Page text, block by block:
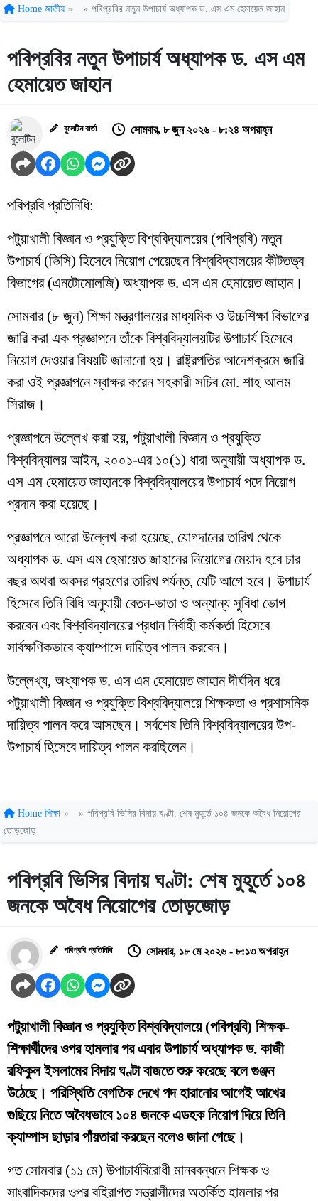
Home জাতীয় » » পবিপ্রবির নতুন উপাচার্য অধ্যাপক ড. এস এম হেমায়েত জাহান
পবিপ্রবির নতুন উপাচার্য অধ্যাপক ড. এস এম
হেমায়েত জাহান
বুলেটিন বার্তা সোমবার, ৮ জুন ২০২৬ - ৮:২৪ অপরাহ্ন
পবিপ্রবি প্রতিনিধি:
পটুয়াখালী বিজ্ঞান ও প্রযুক্তি বিশ্ববিদ্যালয়ের (পবিপ্রবি) নতুন
উপাচার্য (ভিসি) হিসেবে নিয়োগ পেয়েছেন বিশ্ববিদ্যালয়ের কীটতত্ত্ব
বিভাগের (এনটোমোলজি) অধ্যাপক ড. এস এম হেমায়েত জাহান।
সোমবার (৮ জুন) শিক্ষা মন্ত্রণালয়ের মাধ্যমিক ও উচ্চশিক্ষা বিভাগের
জারি করা এক প্রজ্ঞাপনে তাঁকে বিশ্ববিদ্যালয়টির উপাচার্য হিসেবে
নিয়োগ দেওয়ার বিষয়টি জানানো হয়। রাষ্ট্রপতির আদেশক্রমে জারি
করা ওই প্রজ্ঞাপনে স্বাক্ষর করেন সহকারী সচিব মো. শাহ আলম
সিরাজ।
প্রজ্ঞাপনে উল্লেখ করা হয়, পটুয়াখালী বিজ্ঞান ও প্রযুক্তি
বিশ্ববিদ্যালয় আইন, ২০০১-এর ১০(১) ধারা অনুযায়ী অধ্যাপক ড.
এস এম হেমায়েত জাহানকে বিশ্ববিদ্যালয়ের উপাচার্য পদে নিয়োগ
প্রদান করা হয়েছে।
প্রজ্ঞাপনে আরো উল্লেখ করা হয়েছে, যোগদানের তারিখ থেকে
অধ্যাপক ড. এস এম হেমায়েত জাহানের নিয়োগের মেয়াদ হবে চার
বছর অথবা অবসর গ্রহণের তারিখ পর্যন্ত, যেটি আগে হবে। উপাচার্য
হিসেবে তিনি বিধি অনুযায়ী বেতন-ভাতা ও অন্যান্য সুবিধা ভোগ
করবেন এবং বিশ্ববিদ্যালয়ের প্রধান নির্বাহী কর্মকর্তা হিসেবে
সার্বক্ষণিকভাবে ক্যাম্পাসে দায়িত্ব পালন করবেন।
উল্লেখ্য, অধ্যাপক ড. এস এম হেমায়েত জাহান দীর্ঘদিন ধরে
পটুয়াখালী বিজ্ঞান ও প্রযুক্তি বিশ্ববিদ্যালয়ে শিক্ষকতা ও প্রশাসনিক
দায়িত্ব পালন করে আসছেন। সর্বশেষ তিনি বিশ্ববিদ্যালয়ের উপ-
উপাচার্য হিসেবে দায়িত্ব পালন করছিলেন।
Home শিক্ষা » » পবিপ্রবি ভিসির বিদায় ঘণ্টা: শেষ মুহূর্তে ১০৪ জনকে অবৈধ নিয়োগের
তোড়জোড়
পবিপ্রবি ভিসির বিদায় ঘণ্টা: শেষ মুহূর্তে ১০৪
জনকে অবৈধ নিয়োগের তোড়জোড়
পবিপ্রবি প্রতিনিধি সোমবার, ১৮ মে ২০২৬ - ৮:১৩ অপরাহ্ন
পটুয়াখালী বিজ্ঞান ও প্রযুক্তি বিশ্ববিদ্যালয়ে (পবিপ্রবি) শিক্ষক-
শিক্ষার্থীদের ওপর হামলার পর এবার উপাচার্য অধ্যাপক ড. কাজী
রফিকুল ইসলামের বিদায় ঘণ্টা বাজতে শুরু করেছে বলে গুঞ্জন
উঠেছে। পরিস্থিতি বেগতিক দেখে পদ হারানোর আগেই আখের
গুছিয়ে নিতে অবৈধভাবে ১০৪ জনকে এডহক নিয়োগ দিয়ে তিনি
ক্যাম্পাস ছাড়ার পাঁয়তারা করছেন বলেও জানা গেছে।
​গত সোমবার (১১ মে) উপাচার্যবিরোধী মানববন্ধনে শিক্ষক ও
সাংবাদিকদের ওপর বহিরাগত সন্ত্রাসীদের অতর্কিত হামলার পর